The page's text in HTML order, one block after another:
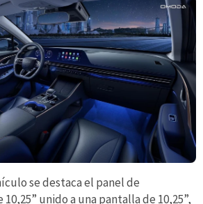
se destaca el panel de
unido a una pantalla de 10,25”,